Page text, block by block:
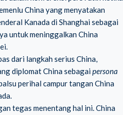
China yang menyatakan
Kanada di Shanghai sebagai
untuk meninggalkan China
dari langkah serius China,
diplomat China sebagaipersona
perihal campur tangan China
tegas menentang hal ini. China